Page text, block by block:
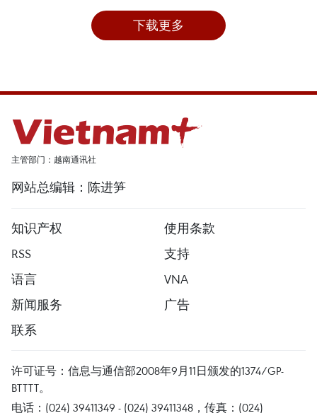
下载更多
主管部门：越南通讯社
网站总编辑：陈进笋
知识产权
使用条款
RSS
支持
语言
VNA
新闻服务
广告
联系
许可证号：信息与通信部2008年9月11日颁发的1374/GP-
BTTTT。
电话：(024) 39411349 - (024) 39411348，传真：(024)